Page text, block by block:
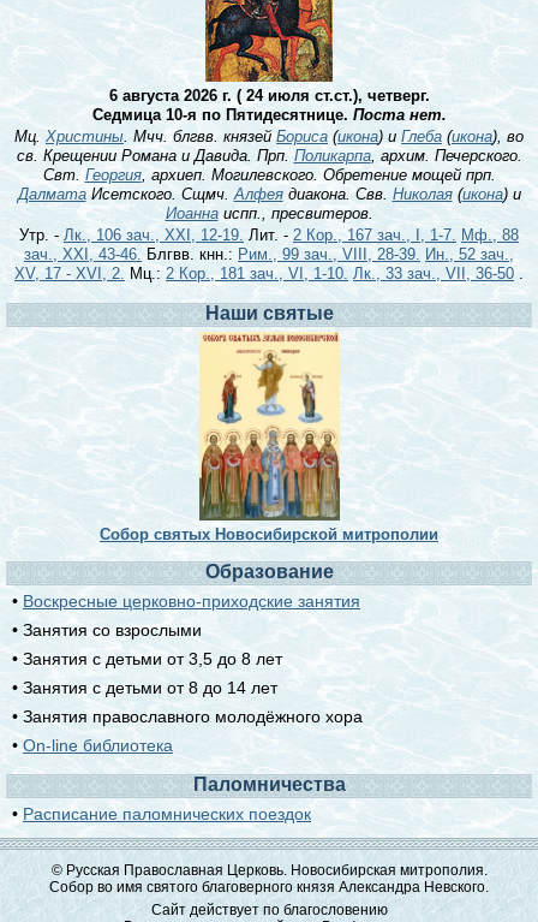
6 августа 2026 г. ( 24 июля ст.ст.), четверг.
Седмица 10-я по Пятидесятнице. Поста нет.
Мц. Христины. Мчч. блгвв. князейБориса (икона) и Глеба (икона), во
св. Крещении Романа и Давида. Прп. Поликарпа, архим. Печерского.
Свт. Георгия, архиеп. Могилевского. Обретение мощей прп.
ДалматаИсетского. Сщмч.Алфеядиакона. Свв. Николая(икона) и
Иоаннаиспп., пресвитеров.
Утр. - Лк., 106 зач., XXI, 12-19. Лит. - 2 Кор., 167 зач., I, 1-7. Мф., 88
зач., XXI, 43-46. Блгвв. кнн.: Рим., 99 зач., VIII, 28-39. Ин., 52 зач.,
XV, 17 - XVI, 2. Мц.: 2 Кор., 181 зач., VI, 1-10. Лк., 33 зач., VII, 36-50 .
Наши святые
Собор святых Новосибирской митрополии
Образование
• Воскресные церковно-приходские занятия
• Занятия со взрослыми
• Занятия с детьми от 3,5 до 8 лет
• Занятия с детьми от 8 до 14 лет
• Занятия православного молодёжного хора
• On-line библиотека
Паломничества
• Расписание паломнических поездок
© Русская Православная Церковь. Новосибирская митрополия.
Собор во имя святого благоверного князя Александра Невского.
Сайт действует по благословению